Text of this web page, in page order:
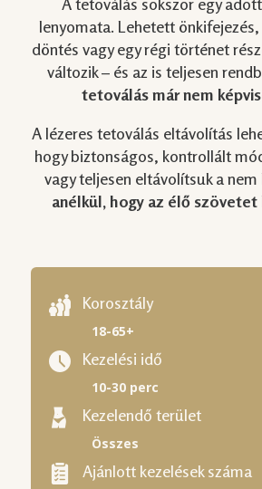
lenyomata. Lehetett
döntés vagy egy régi történet
változik – és az is teljesen
tetoválás már nem
A lézeres tetoválás eltávolítás
hogy biztonságos, kontrollált
vagy teljesen eltávolítsuk a
anélkül, hogy az élő szövetet
Korosztály
18-65+
Kezelési idő
10-30 perc
Kezelendő terület
Összes
Ajánlott kezelések száma